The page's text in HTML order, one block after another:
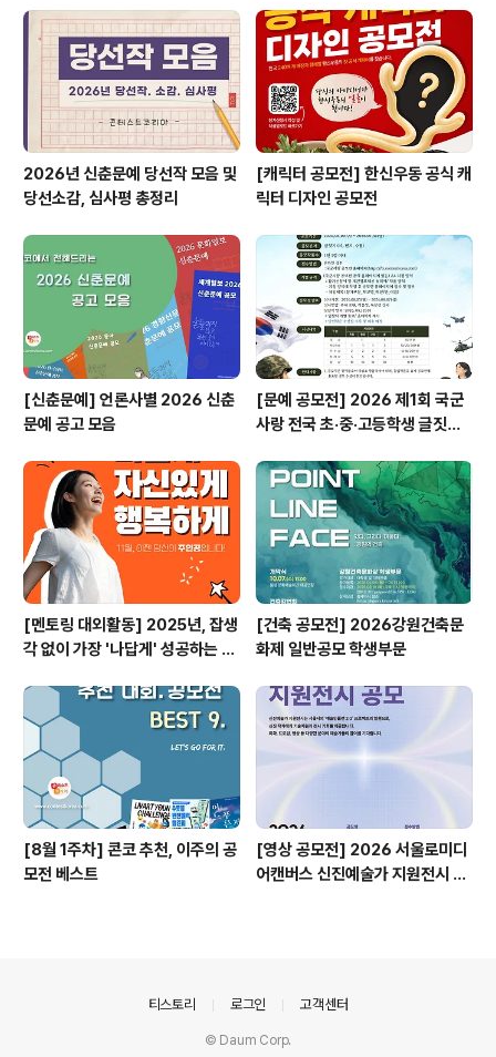
-1522 많은 분들의 관심과 참여를 바라며, 이상 콘코에서
소식 전해 드렸습니다. ※ 내용이 더 궁금하시다면, 참가신
청 알아보기 >에서 확인하실 수 있습니다.※ 주최사의 기
2026년 신춘문예 당선작 모음 및
당선소감, 심사평 총정리
[캐릭터 공모전] 한신우동 공식 캐
릭터 디자인 공모전
[신춘문예] 언론사별 2026 신춘
문예 공고 모음
[문예 공모전] 2026 제1회 국군
사랑 전국 초·중·고등학생 글짓기
[멘토링 대외활동] 2025년, 잡생
각 없이 가장 '나답게' 성공하는 법
[건축 공모전] 2026강원건축문
화제 일반공모 학생부문
[8월 1주차] 콘코 추천, 이주의 공
모전 베스트
[영상 공모전] 2026 서울로미디
어캔버스 신진예술가 지원전시 공
티스토리 로그인 고객센터
© Daum Corp.